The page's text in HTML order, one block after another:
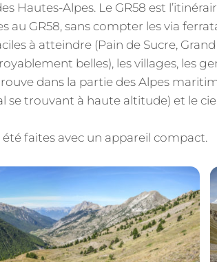
Hautes-Alpes. Le GR58 est
au GR58, sans compter les via
à atteindre (Pain de Sucre, Grand
belles), les villages, les
dans la partie des Alpes
se trouvant à haute altitude) et le
faites avec un appareil compact.